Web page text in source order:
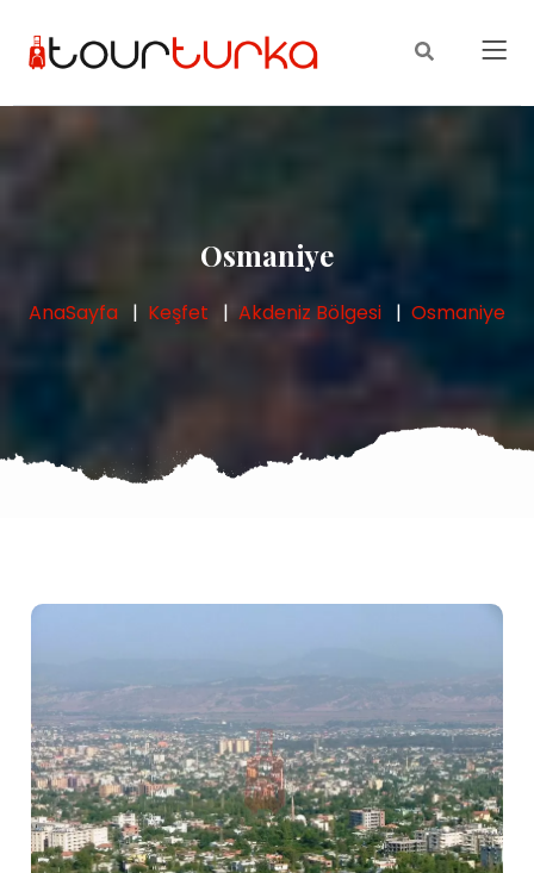
Osmaniye
AnaSayfa Keşfet Akdeniz Bölgesi Osmaniye